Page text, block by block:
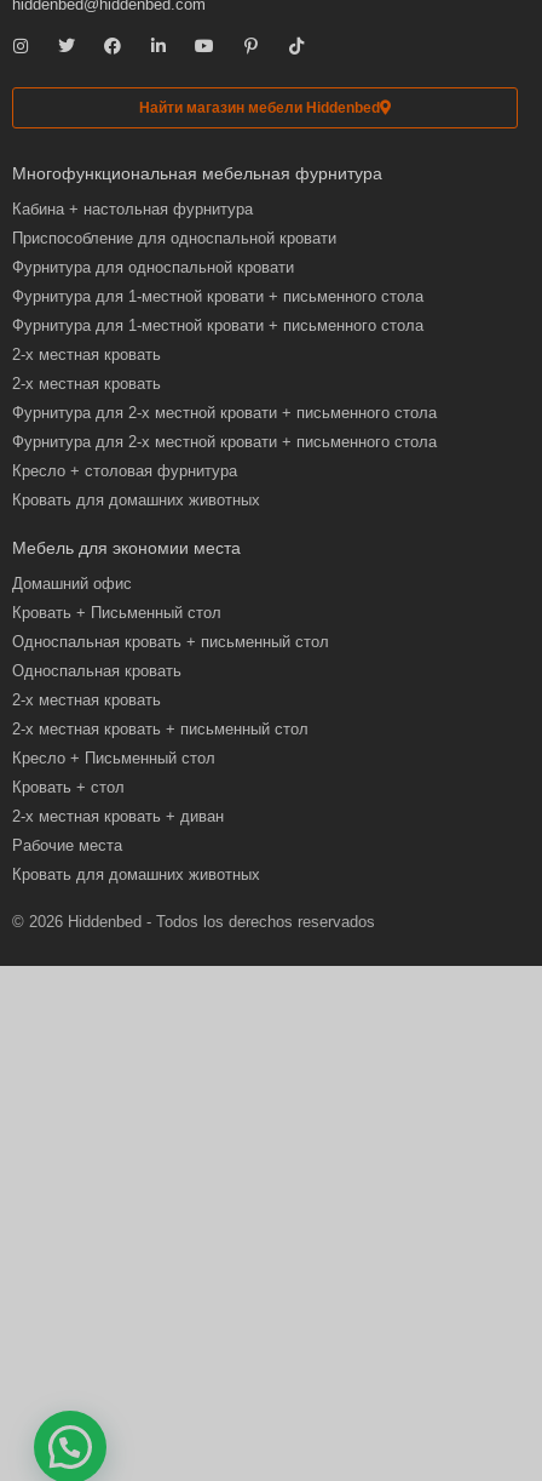
hiddenbed@hiddenbed.com
Найти магазин мебели Hiddenbed
Многофункциональная мебельная фурнитура
Кабина + настольная фурнитура
Приспособление для односпальной кровати
Фурнитура для односпальной кровати
Фурнитура для 1-местной кровати + письменного стола
Фурнитура для 1-местной кровати + письменного стола
2-х местная кровать
2-х местная кровать
Фурнитура для 2-х местной кровати + письменного стола
Фурнитура для 2-х местной кровати + письменного стола
Кресло + столовая фурнитура
Кровать для домашних животных
Мебель для экономии места
Домашний офис
Кровать + Письменный стол
Односпальная кровать + письменный стол
Односпальная кровать
2-х местная кровать
2-х местная кровать + письменный стол
Кресло + Письменный стол
Кровать + стол
2-х местная кровать + диван
Рабочие места
Кровать для домашних животных
© 2026 Hiddenbed - Todos los derechos reservados